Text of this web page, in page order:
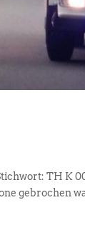
TH K
gebrochen